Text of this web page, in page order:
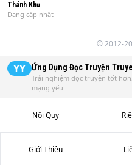
Thánh Khư
Đang cập nhật
© 2012-
YY Ứng Dụng Đọc Truyện
Trải nghiệm đọc truyện tốt
mạng yếu.
Nội Quy
Giới Thiệu